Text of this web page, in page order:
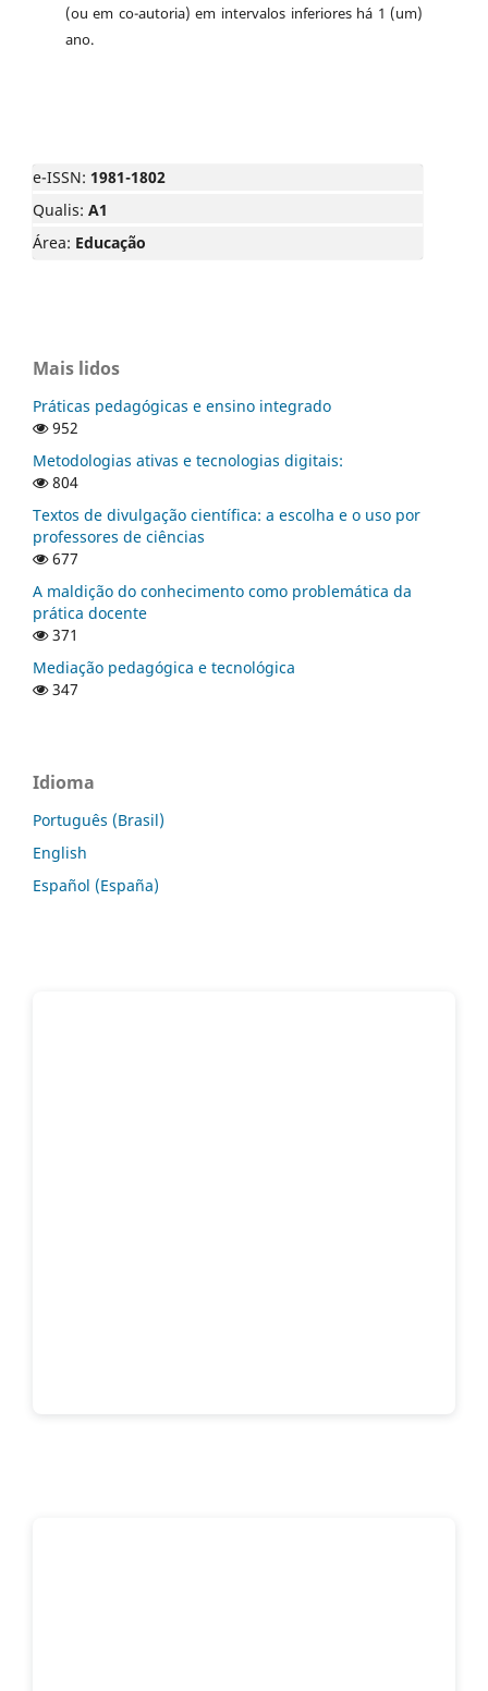
(ou em co-autoria) em intervalos inferiores há 1 (um)
ano.
e-ISSN: 1981-1802
Qualis: A1
Área: Educação
Mais lidos
Práticas pedagógicas e ensino integrado
952
Metodologias ativas e tecnologias digitais:
804
Textos de divulgação científica: a escolha e o uso por
professores de ciências
677
A maldição do conhecimento como problemática da
prática docente
371
Mediação pedagógica e tecnológica
347
Idioma
Português (Brasil)
English
Español (España)